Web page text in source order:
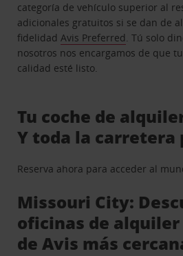
categoría de vehículo superior al
adicionales gratuitos si se dan de
fidelidadAvis Preferred. Tú solo
nosotros nos encargamos de que
calidad esté listo.
Tu coche de
Y toda la carretera
Reserva ahora para acceder al
Missouri City:
oficinas de alquiler
de Avis más